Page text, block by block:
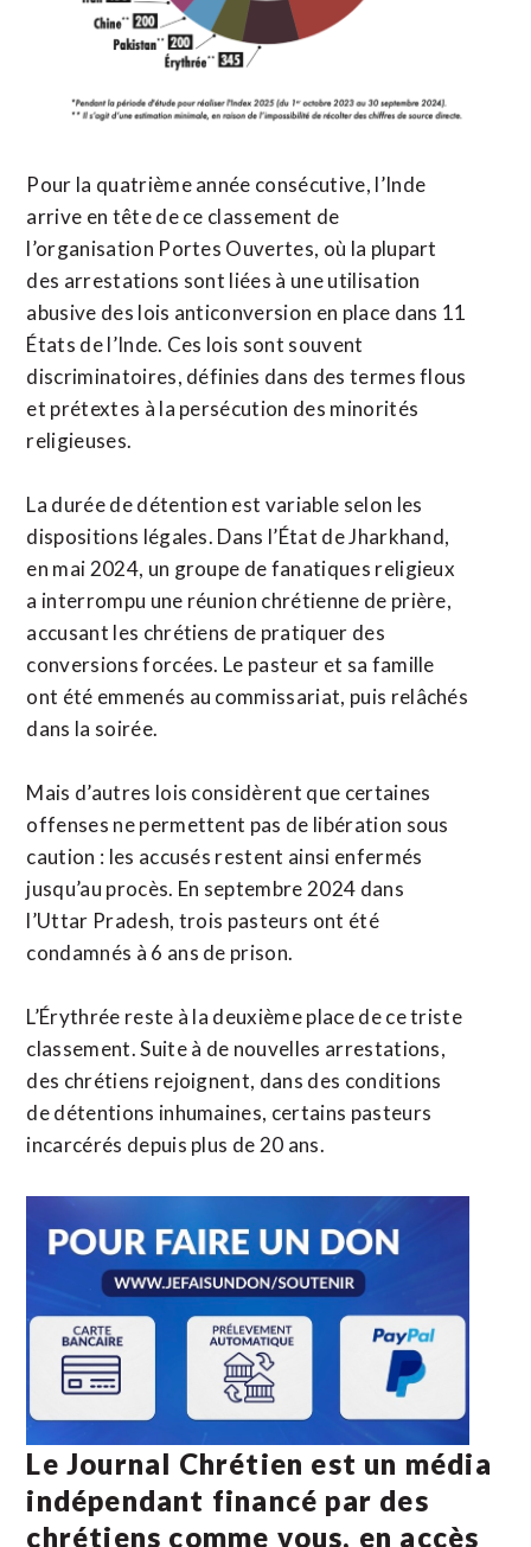
Pour la quatrième année consécutive, l’Inde
arrive en tête de ce classement de
l’organisation Portes Ouvertes, où la plupart
des arrestations sont liées à une utilisation
abusive des lois anticonversion en place dans 11
États de l’Inde. Ces lois sont souvent
discriminatoires, définies dans des termes flous
et prétextes à la persécution des minorités
religieuses.
La durée de détention est variable selon les
dispositions légales. Dans l’État de Jharkhand,
en mai 2024, un groupe de fanatiques religieux
a interrompu une réunion chrétienne de prière,
accusant les chrétiens de pratiquer des
conversions forcées. Le pasteur et sa famille
ont été emmenés au commissariat, puis relâchés
dans la soirée.
Mais d’autres lois considèrent que certaines
offenses ne permettent pas de libération sous
caution : les accusés restent ainsi enfermés
jusqu’au procès. En septembre 2024 dans
l’Uttar Pradesh, trois pasteurs ont été
condamnés à 6 ans de prison.
L’Érythrée reste à la deuxième place de ce triste
classement. Suite à de nouvelles arrestations,
des chrétiens rejoignent, dans des conditions
de détentions inhumaines, certains pasteurs
incarcérés depuis plus de 20 ans.
Le Journal Chrétien est un média
indépendant financé par des
chrétiens comme vous, en accès